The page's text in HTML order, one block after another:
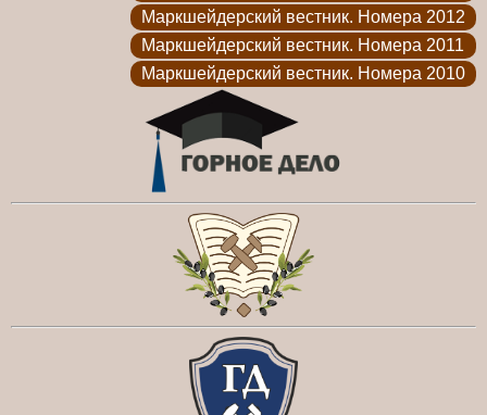
Маркшейдерский вестник. Номера 2012
Маркшейдерский вестник. Номера 2011
Маркшейдерский вестник. Номера 2010